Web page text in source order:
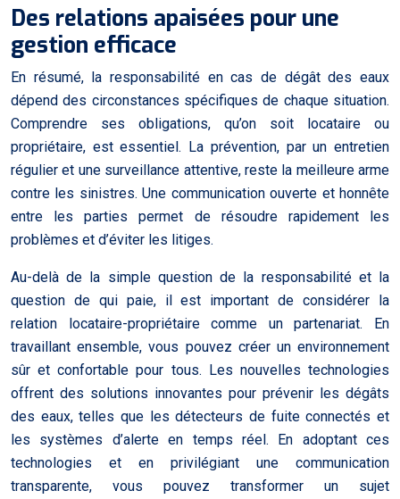
Des relations apaisées pour une
gestion efficace
En résumé, la responsabilité en cas de dégât des eaux
dépend des circonstances spécifiques de chaque situation.
Comprendre ses obligations, qu’on soit locataire ou
propriétaire, est essentiel. La prévention, par un entretien
régulier et une surveillance attentive, reste la meilleure arme
contre les sinistres. Une communication ouverte et honnête
entre les parties permet de résoudre rapidement les
problèmes et d’éviter les litiges.
Au-delà de la simple question de la responsabilité et la
question de qui paie, il est important de considérer la
relation locataire-propriétaire comme un partenariat. En
travaillant ensemble, vous pouvez créer un environnement
sûr et confortable pour tous. Les nouvelles technologies
offrent des solutions innovantes pour prévenir les dégâts
des eaux, telles que les détecteurs de fuite connectés et
les systèmes d’alerte en temps réel. En adoptant ces
technologies et en privilégiant une communication
transparente, vous pouvez transformer un sujet